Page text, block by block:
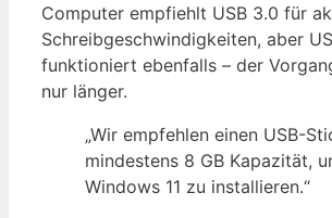
Computer empfiehlt USB 3.0 für
Schreibgeschwindigkeiten, aber
funktioniert ebenfalls – der
nur länger.
„Wir empfehlen einen USB-
mindestens 8 GB Kapazität,
Windows 11 zu installieren.“